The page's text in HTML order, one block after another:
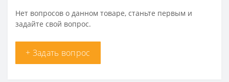
Нет вопросов о данном товаре, станьте первым и
задайте свой вопрос.
+ Задать вопрос